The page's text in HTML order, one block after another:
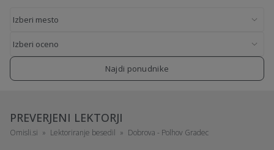
Najdi ponudnike
PREVERJENI LEKTORJI
Omisli.si Lektoriranje besedil Dobrova - Polhov Gradec